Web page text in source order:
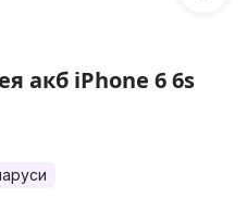
акб iPhone 6 6s